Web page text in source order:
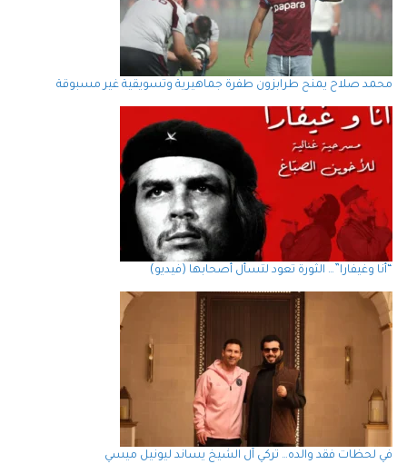
محمد صلاح يمنح طرابزون طفرة جماهيرية وتسويقية غير مسبوقة
“أنا وغيفارا”… الثورة تعود لتسأل أصحابها (فيديو)
في لحظات فقد والده… تركي آل الشيخ يساند ليونيل ميسي